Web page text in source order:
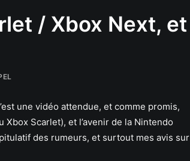
/ Xbox Next, et
une vidéo attendue, et comme promis,
Scarlet), et l’avenir de la Nintendo
des rumeurs, et surtout mes avis sur